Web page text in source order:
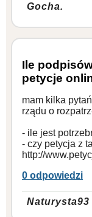
Gocha.
Ile
petycje
mam kilka
rządu o
- ile jest
- czy petycja z
http://
0 odpowiedzi
Naturysta93